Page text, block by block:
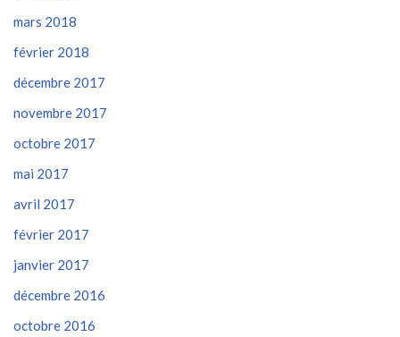
mars 2018
février 2018
décembre 2017
novembre 2017
octobre 2017
mai 2017
avril 2017
février 2017
janvier 2017
décembre 2016
octobre 2016